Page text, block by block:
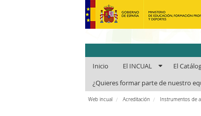
INCUAl -
Inicio El INCUAL El
¿Quieres formar parte de nuestro
Web incual Acreditación Instrumentos de